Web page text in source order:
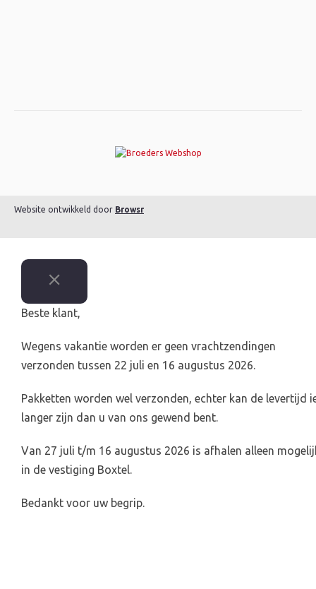
Website ontwikkeld door Browsr
Beste klant,
Wegens vakantie worden er geen vrachtzendingen
verzonden tussen 22 juli en 16 augustus 2026.
Pakketten worden wel verzonden, echter kan de levertijd
langer zijn dan u van ons gewend bent.
Van 27 juli t/m 16 augustus 2026 is afhalen alleen
in de vestiging Boxtel.
Bedankt voor uw begrip.